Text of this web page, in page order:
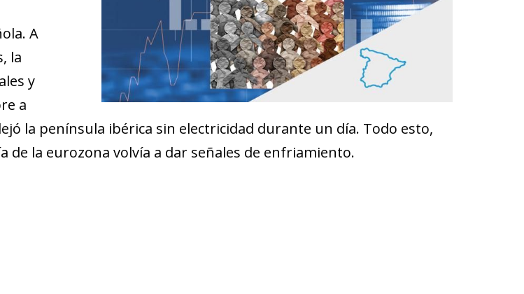
A
la
y
a
la península ibérica sin electricidad durante un día. Todo esto,
la eurozona volvía a dar señales de enfriamiento.